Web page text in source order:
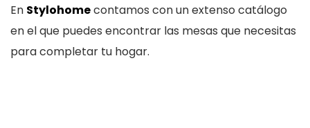
En Stylohomecontamos con un extenso catálogo
en el que puedes encontrar las mesas que necesitas
para completar tu hogar.